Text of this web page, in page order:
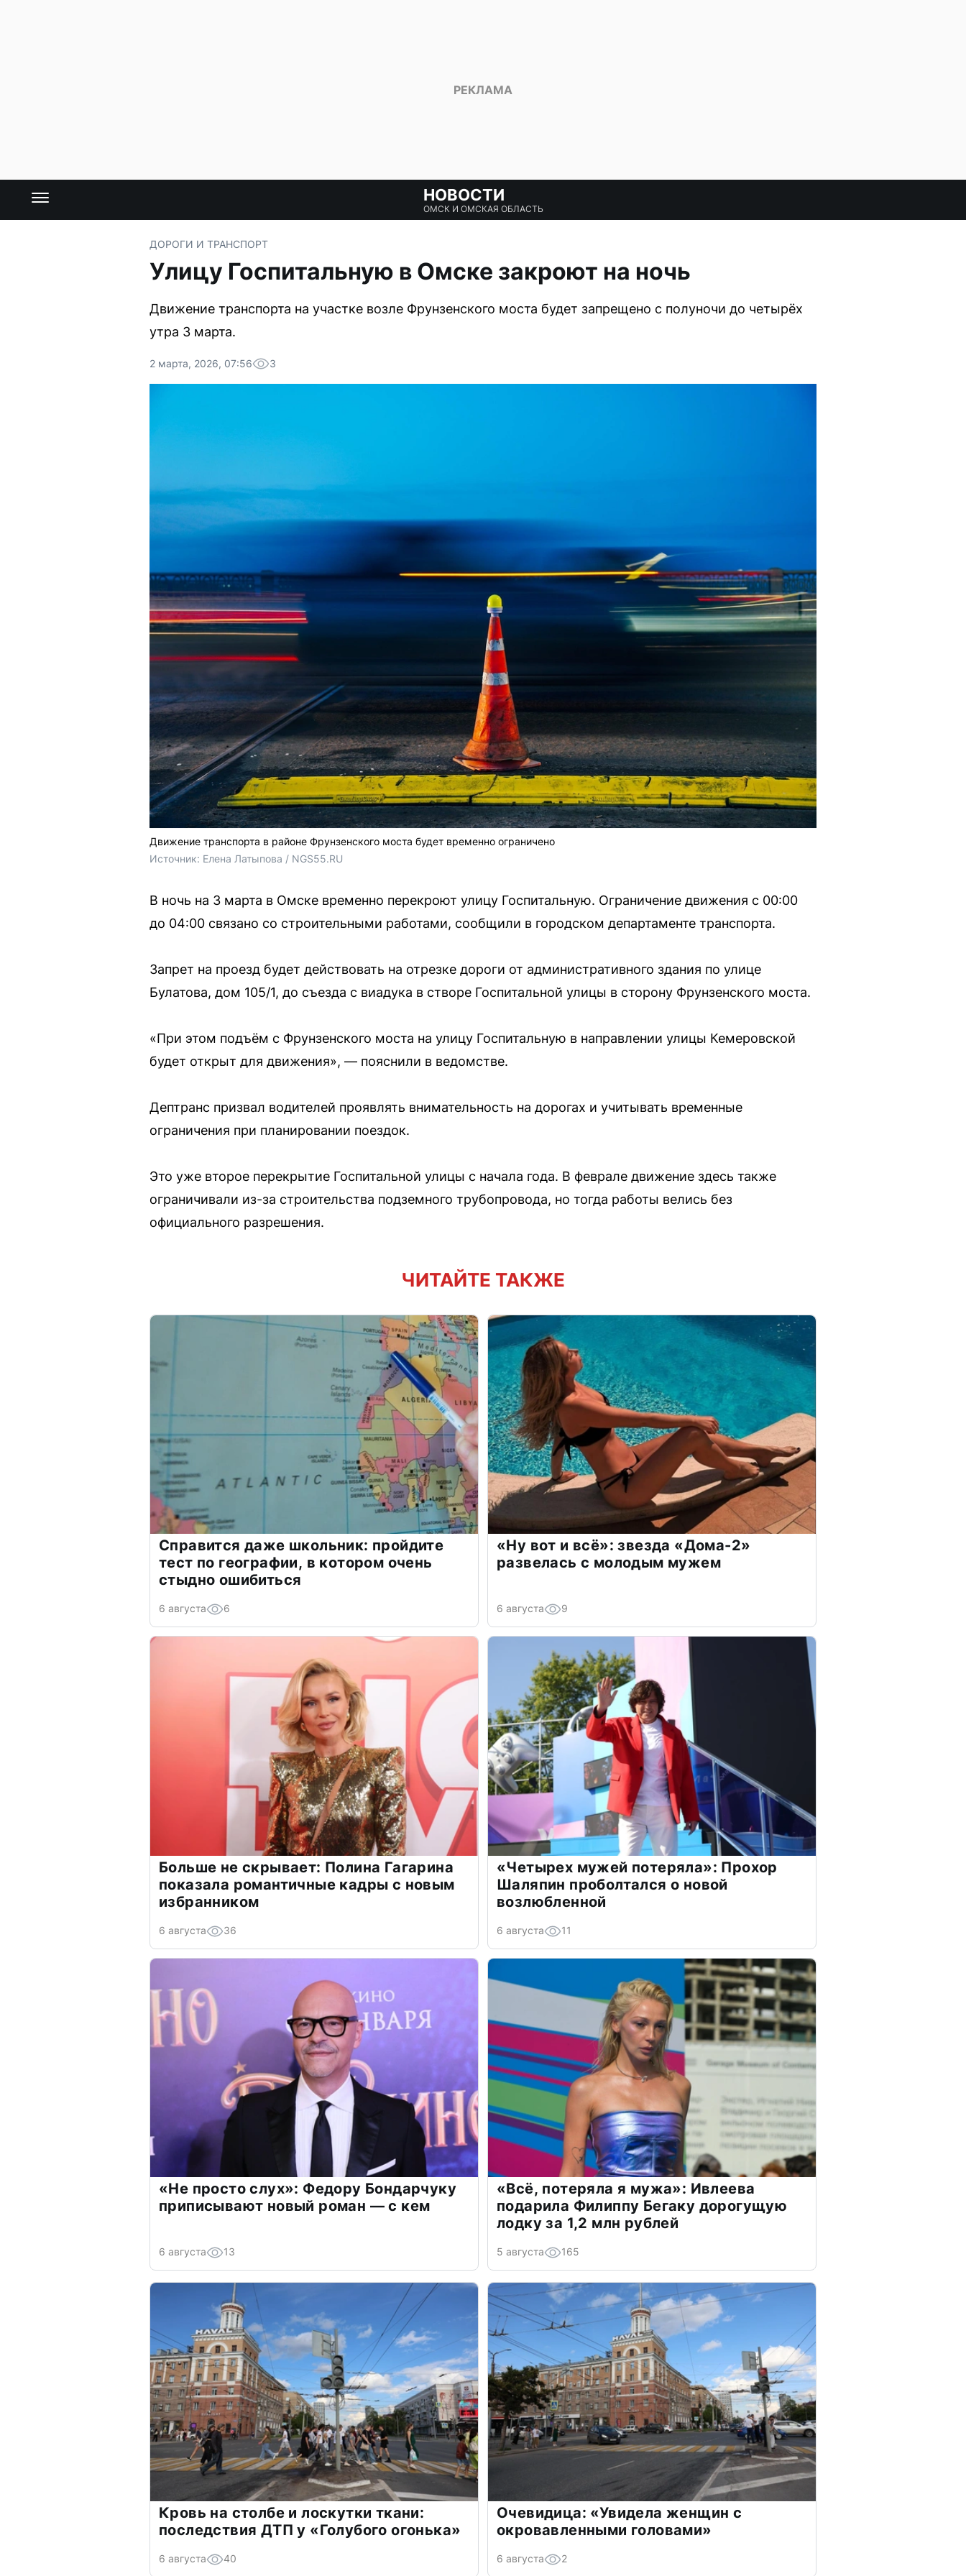
НОВОСТИ
ОМСК И ОМСКАЯ ОБЛАСТЬ
ДОРОГИ И ТРАНСПОРТ
Улицу Госпитальную в Омске закроют на ночь
Движение транспорта на участке возле Фрунзенского моста будет запрещено с полуночи до четырёх
утра 3 марта.
2 марта, 2026, 07:56 3
Движение транспорта в районе Фрунзенского моста будет временно ограничено
Источник: Елена Латыпова / NGS55.RU
В ночь на 3 марта в Омске временно перекроют улицу Госпитальную. Ограничение движения с 00:00
до 04:00 связано со строительными работами, сообщили в городском департаменте транспорта.
Запрет на проезд будет действовать на отрезке дороги от административного здания по улице
Булатова, дом 105/1, до съезда с виадука в створе Госпитальной улицы в сторону Фрунзенского моста.
«При этом подъём с Фрунзенского моста на улицу Госпитальную в направлении улицы Кемеровской
будет открыт для движения», — пояснили в ведомстве.
Дептранс призвал водителей проявлять внимательность на дорогах и учитывать временные
ограничения при планировании поездок.
Это уже второе перекрытие Госпитальной улицы с начала года. В феврале движение здесь также
ограничивали из-за строительства подземного трубопровода, но тогда работы велись без
официального разрешения.
ЧИТАЙТЕ ТАКЖЕ
Справится даже школьник: пройдите
тест по географии, в котором очень
стыдно ошибиться
6 августа 6
«Ну вот и всё»: звезда «Дома-2»
развелась с молодым мужем
6 августа 9
Больше не скрывает: Полина Гагарина
показала романтичные кадры с новым
избранником
6 августа 36
«Четырех мужей потеряла»: Прохор
Шаляпин проболтался о новой
возлюбленной
6 августа 11
«Не просто слух»: Федору Бондарчуку
приписывают новый роман — с кем
6 августа 13
«Всё, потеряла я мужа»: Ивлеева
подарила Филиппу Бегаку дорогущую
лодку за 1,2 млн рублей
5 августа 165
Кровь на столбе и лоскутки ткани:
последствия ДТП у «Голубого огонька»
6 августа 40
Очевидица: «Увидела женщин с
окровавленными головами»
6 августа 2